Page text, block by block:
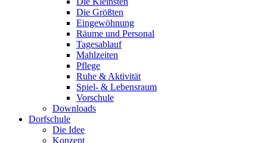
Die Größten
Eingewöhnung
Räume und Personal
Tagesablauf
Mahlzeiten
Pflege
Ruhe & Aktivität
Spiel- & Lebensraum
Vorschule
Downloads
Dorfschule
Die Idee
Konzept